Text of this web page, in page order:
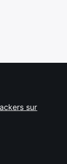
sur